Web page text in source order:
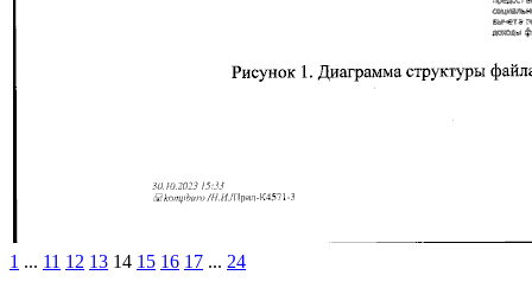
1 ... 11 12 13 14 15 16 17 ... 24